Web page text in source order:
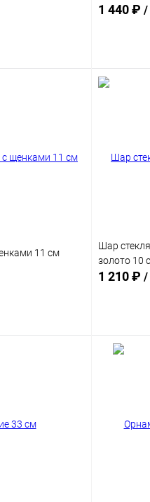
1 440 ₽ /
11 см
Шар
золото 10
1 210 ₽ /